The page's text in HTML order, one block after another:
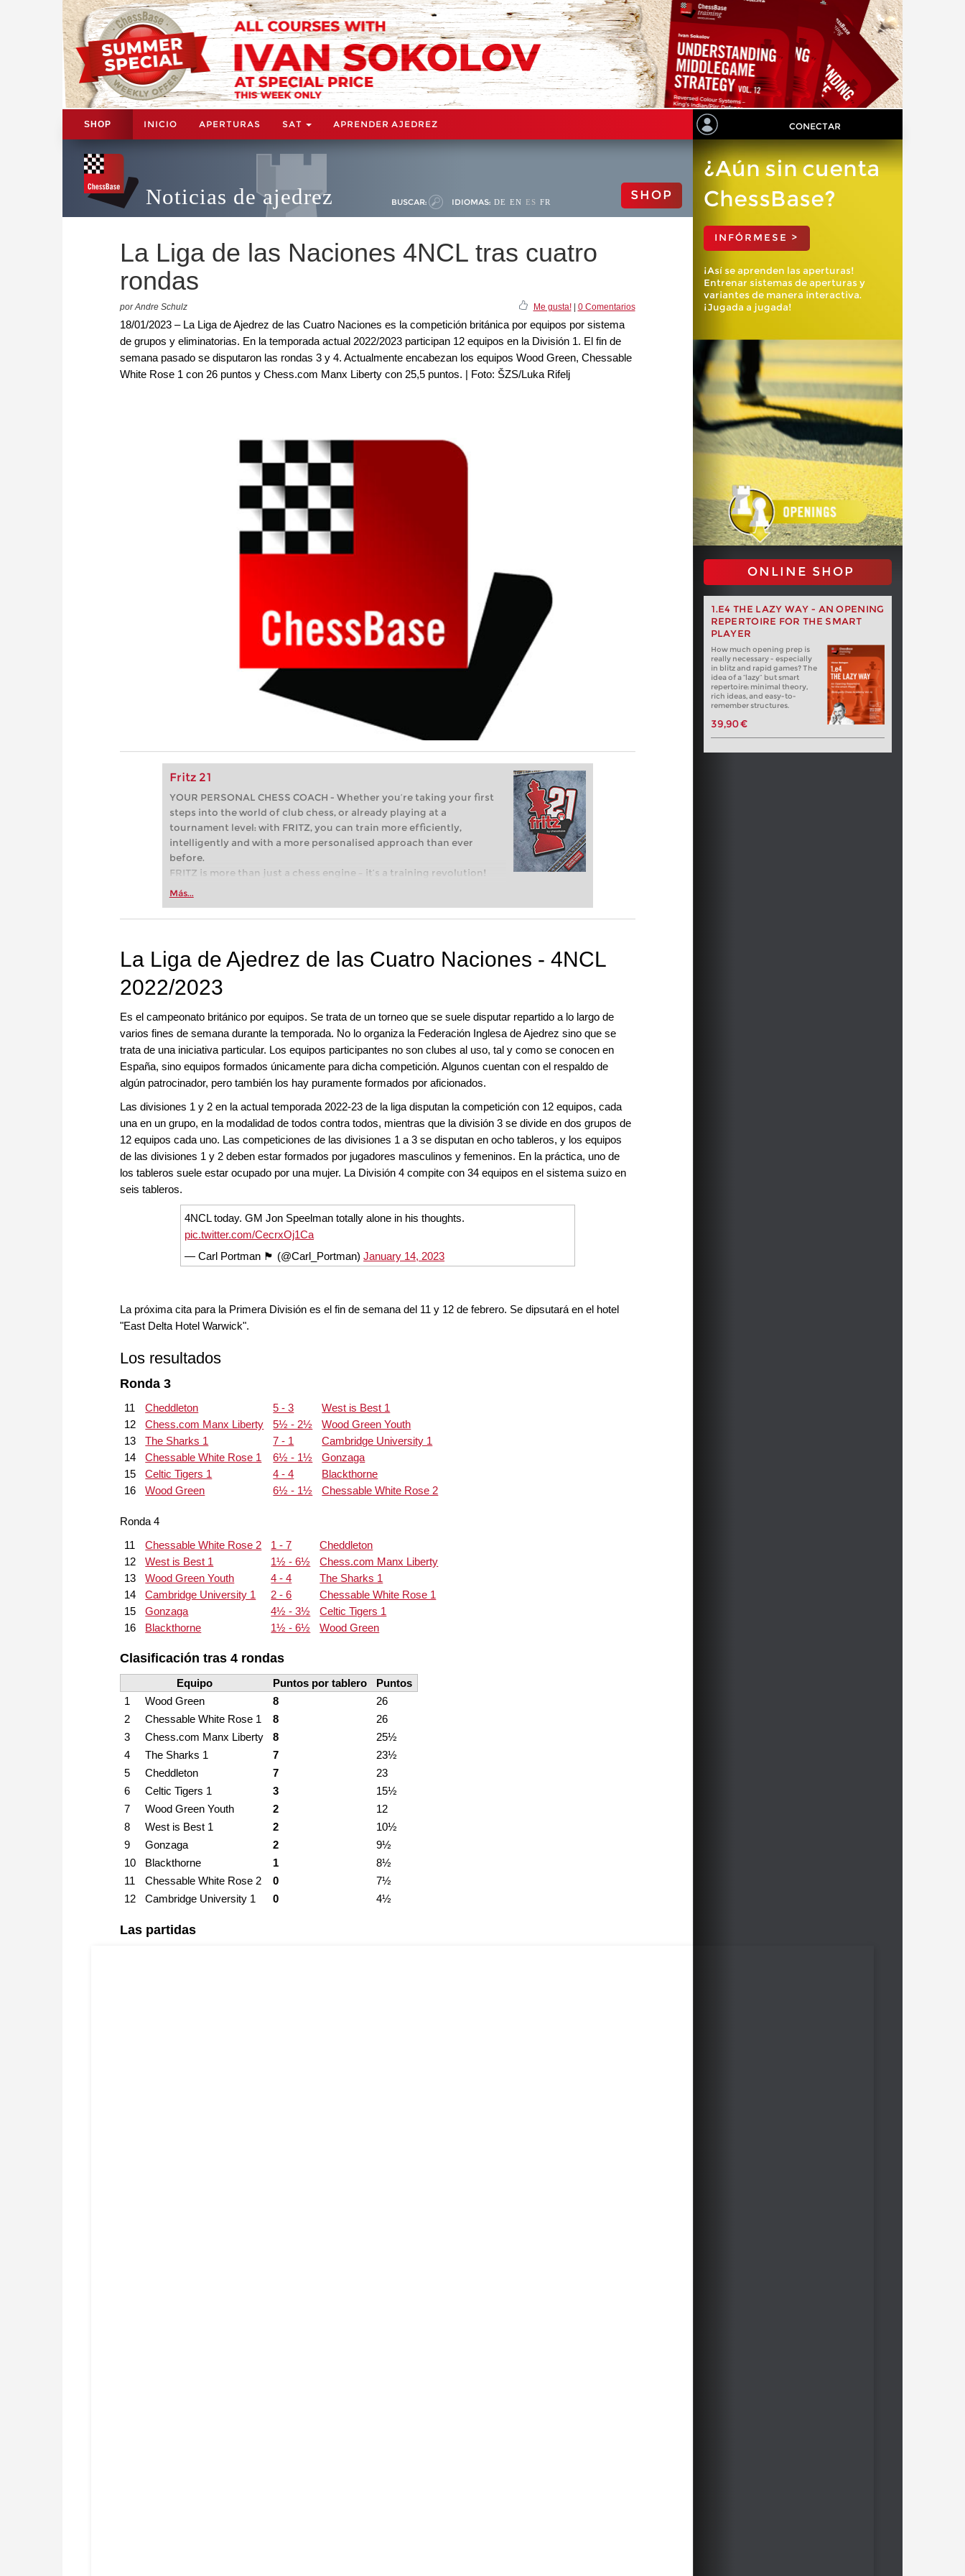
SHOP INICIO APERTURAS SAT APRENDER AJEDREZ CONECTAR
Noticias de ajedrez BUSCAR: IDIOMAS: DE EN ES FR SHOP
La Liga de las Naciones 4NCL tras cuatro
rondas
por Andre Schulz Me gusta!| 0 Comentarios
18/01/2023 – La Liga de Ajedrez de las Cuatro Naciones es la competición británica por equipos por sistema
de grupos y eliminatorias. En la temporada actual 2022/2023 participan 12 equipos en la División 1. El fin de
semana pasado se disputaron las rondas 3 y 4. Actualmente encabezan los equipos Wood Green, Chessable
White Rose 1 con 26 puntos y Chess.com Manx Liberty con 25,5 puntos. | Foto: ŠZS/Luka Rifelj
Fritz 21
YOUR PERSONAL CHESS COACH - Whether you’re taking your first
steps into the world of club chess, or already playing at a
tournament level: with FRITZ, you can train more efficiently,
intelligently and with a more personalised approach than ever
before.
FRITZ is more than just a chess engine – it’s a training revolution!
Whether you’re taking your first steps into the world of club chess,
more efficiently, intelligently and with a more personalised
Más...
¿Aún sin cuenta
ChessBase?
INFÓRMESE >
¡Así se aprenden las aperturas!
Entrenar sistemas de aperturas y
variantes de manera interactiva.
¡Jugada a jugada!
ONLINE SHOP
1.E4 THE LAZY WAY - AN OPENING
REPERTOIRE FOR THE SMART
PLAYER
How much opening prep is
really necessary - especially
in blitz and rapid games? The
idea of a “lazy” but smart
repertoire: minimal theory,
rich ideas, and easy-to-
remember structures.
39,90 €
La Liga de Ajedrez de las Cuatro Naciones - 4NCL
2022/2023
Es el campeonato británico por equipos. Se trata de un torneo que se suele disputar repartido a lo largo de
varios fines de semana durante la temporada. No lo organiza la Federación Inglesa de Ajedrez sino que se
trata de una iniciativa particular. Los equipos participantes no son clubes al uso, tal y como se conocen en
España, sino equipos formados únicamente para dicha competición. Algunos cuentan con el respaldo de
algún patrocinador, pero también los hay puramente formados por aficionados.
Las divisiones 1 y 2 en la actual temporada 2022-23 de la liga disputan la competición con 12 equipos, cada
una en un grupo, en la modalidad de todos contra todos, mientras que la división 3 se divide en dos grupos de
12 equipos cada uno. Las competiciones de las divisiones 1 a 3 se disputan en ocho tableros, y los equipos
de las divisiones 1 y 2 deben estar formados por jugadores masculinos y femeninos. En la práctica, uno de
los tableros suele estar ocupado por una mujer. La División 4 compite con 34 equipos en el sistema suizo en
seis tableros.
4NCL today. GM Jon Speelman totally alone in his thoughts.
pic.twitter.com/CecrxOj1Ca
— Carl Portman 🏴󠁧󠁢󠁥󠁮󠁧󠁿 (@Carl_Portman)January 14, 2023
La próxima cita para la Primera División es el fin de semana del 11 y 12 de febrero. Se dipsutará en el hotel
"East Delta Hotel Warwick".
Los resultados
Ronda 3
11 Cheddleton 5 - 3
West is Best 1
12
Chess.com Manx Liberty 5½ - 2½
Wood Green Youth
13
The Sharks 1 7 - 1
Cambridge University 1
14
Chessable White Rose 1 6½ - 1½
Gonzaga
15
Celtic Tigers 1 4 - 4
Blackthorne
16
Wood Green 6½ - 1½ Chessable White Rose 2
Ronda 4
11
Chessable White Rose 2 1 - 7
Cheddleton
12
West is Best 1 1½ - 6½
Chess.com Manx Liberty
13
Wood Green Youth 4 - 4
The Sharks 1
14
Cambridge University 1 2 - 6
Chessable White Rose 1
15
Gonzaga 4½ - 3½
Celtic Tigers 1
16
Blackthorne 1½ - 6½ Wood Green
Clasificación tras 4 rondas
Equipo Puntos por tablero
Puntos
1
Wood Green 8
26
2
Chessable White Rose 1 8
26
3
Chess.com Manx Liberty 8
25½
4
The Sharks 1 7
23½
5
Cheddleton 7
23
6
Celtic Tigers 1 3
15½
7
Wood Green Youth 2
12
8
West is Best 1 2
10½
9
Gonzaga 2
9½
10
Blackthorne 1
8½
11
Chessable White Rose 2 0
7½
12
Cambridge University 1 0 4½
Las partidas